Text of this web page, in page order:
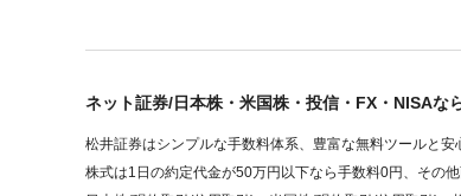
ネット証券/日本株・米国株・投信・FX・NISAな
松井証券はシンプルな手数料体系、豊富な無料ツールと
株式は1日の約定代金が50万円以下なら手数料0円、その